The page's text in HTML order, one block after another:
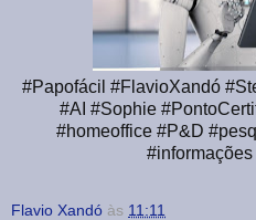
#Papofácil #FlavioXandó
#AI #Sophie
#homeoffice #P&D
Flavio Xandó às 11:11